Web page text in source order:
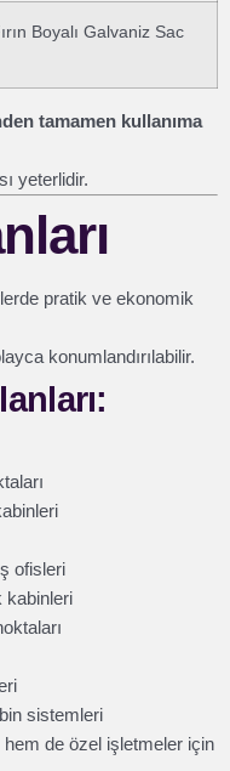
Boyalı Galvaniz Sac
tamamen kullanıma
yeterlidir.
pratik ve ekonomik
konumlandırılabilir.
ofisleri
kabinleri
sistemleri
de özel işletmeler için